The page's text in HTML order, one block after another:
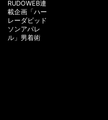
RUDOWEB連
載企画「ハー
レーダビッド
ソンアパレ
ル」男着術